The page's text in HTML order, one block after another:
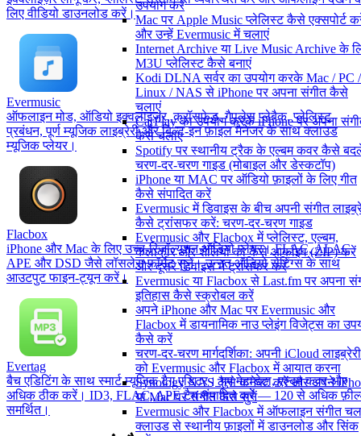
उपयोग करें
Mac पर Apple Music प्लेलिस्ट कैसे एक्सपोर्ट
और उन्हें Evermusic में चलाएं
Internet Archive या Live Music Archive के
M3U प्लेलिस्ट कैसे बनाएं
Kodi DLNA सर्वर का उपयोग करके Mac / PC /
Linux / NAS से iPhone पर अपना संगीत कैसे
चलाएं
CarPlay का उपयोग करके iPhone पर अपना
कैसे चलाएं
Spotify पर स्थानीय ट्रैक के एल्बम कवर कैसे
चरण-दर-चरण गाइड (मोबाइल और डेस्कटॉप)
iPhone या MAC पर ऑडियो फ़ाइलों के लिए गीत
कैसे संपादित करें
Evermusic में डिवाइस के बीच अपनी संगीत
कैसे ट्रांसफर करें: चरण-दर-चरण गाइड
Evermusic और Flacbox में प्लेलिस्ट, एल्बम,
कलाकार और शैलियों को कैसे आर्काइव (ZIP) करें
और दूसरे डिवाइस में ट्रांसफर करें
Evermusic या Flacbox से Last.fm पर अपना
इतिहास कैसे स्क्रोबल करें
अपने iPhone और Mac पर Evermusic और
Flacbox में डायनामिक नाउ प्लेइंग विजेट्स का
कैसे करें
चरण-दर-चरण मार्गदर्शिका: अपनी iCloud लाइब्रेरी
को Evermusic और Flacbox में आयात करना
Synology NAS कैसे कनेक्ट करें और अपने
या Mac पर संगीत कैसे सुनें
Evermusic और Flacbox में ऑफलाइन संगीत
क्लाउड से स्थानीय फ़ाइलों में डाउनलोड और सिंक
लिए वीडियो डाउनलोड करें।
Evermusic
ऑफलाइन मोड, ऑडियो इक्वलाइज़र, क्रॉसफेड, गैपलेस प्लेबैक, प्लेलिस्ट
प्रबंधन, पूर्ण म्यूजिक लाइब्रेरी और बिल्ट-इन फ़ाइल मैनेजर के साथ क्लाउड
म्यूजिक प्लेयर।
Flacbox
iPhone और Mac के लिए उच्च-रिज़ॉल्यूशन ऑडियो प्लेयर। FLAC, ALAC,
APE और DSD जैसे लॉसलेस फॉर्मेट सुनें। उन्नत ऑडियो सेटिंग्स के साथ
आउटपुट फाइन-ट्यून करें।
Evertag
बैच एडिटिंग के साथ स्मार्ट म्यूजिक टैग एडिटर। गुम मेटाडेटा, एल्बम कवर और
अधिक ठीक करें। ID3, FLAC, APE टैग संपादित करें — 120 से अधिक
समर्थित।